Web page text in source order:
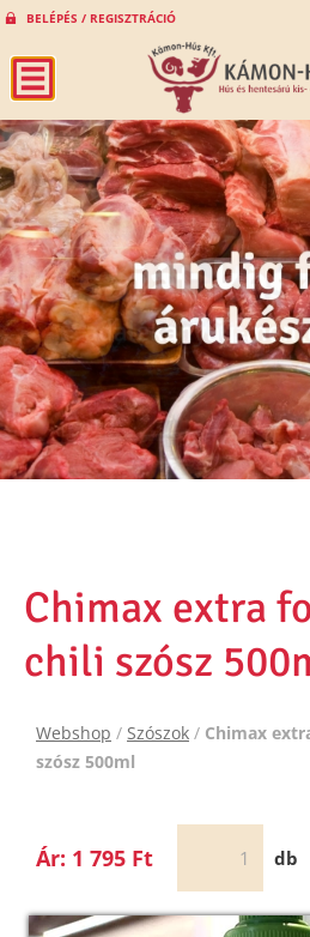
BELÉPÉS / REGISZTRÁCIÓ
Chimax extra
chili szósz
Webshop / Szószok / Chimax
szósz 500ml
Ár: 1 795 Ft db